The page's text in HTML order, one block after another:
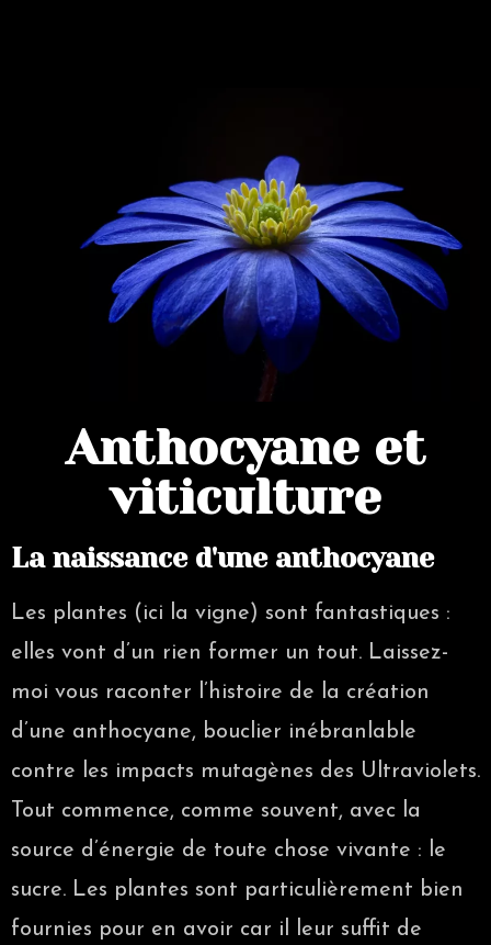
Anthocyane et
viticulture
La naissance d'une anthocyane
Les plantes (ici la vigne) sont fantastiques :
elles vont d’un rien former un tout. Laissez-
moi vous raconter l’histoire de la création
d’une anthocyane, bouclier inébranlable
contre les impacts mutagènes des Ultraviolets.
Tout commence, comme souvent, avec la
source d’énergie de toute chose vivante : le
sucre. Les plantes sont particulièrement bien
fournies pour en avoir car il leur suffit de